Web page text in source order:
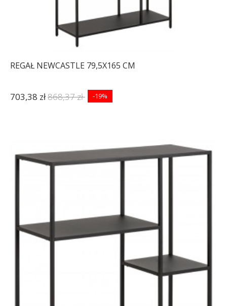
REGAŁ NEWCASTLE 79,5X165 CM
703,38 zł868,37 zł -19%